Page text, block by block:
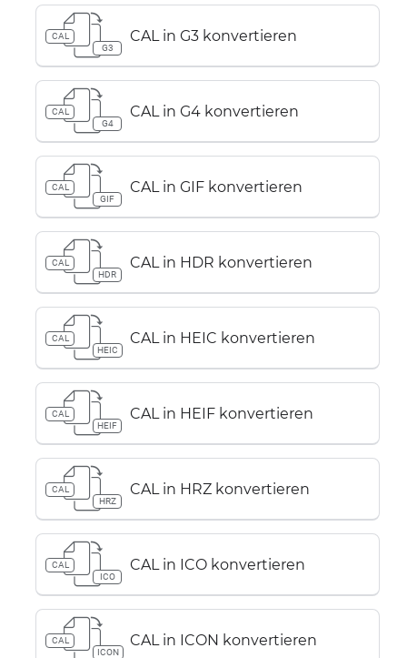
CAL
G3
CAL in G3 konvertieren
CAL
G4
CAL in G4 konvertieren
CAL
GIF
CAL in GIF konvertieren
CAL
HDR
CAL in HDR konvertieren
CAL
HEIC
CAL in HEIC konvertieren
CAL
HEIF
CAL in HEIF konvertieren
CAL
HRZ
CAL in HRZ konvertieren
CAL
ICO
CAL in ICO konvertieren
CAL
ICON
CAL in ICON konvertieren